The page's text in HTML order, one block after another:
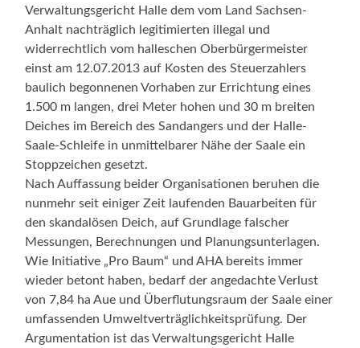
Verwaltungsgericht Halle dem vom Land Sachsen-
Anhalt nachträglich legitimierten illegal und
widerrechtlich vom halleschen Oberbürgermeister
einst am 12.07.2013 auf Kosten des Steuerzahlers
baulich begonnenen Vorhaben zur Errichtung eines
1.500 m langen, drei Meter hohen und 30 m breiten
Deiches im Bereich des Sandangers und der Halle-
Saale-Schleife in unmittelbarer Nähe der Saale ein
Stoppzeichen gesetzt.
Nach Auffassung beider Organisationen beruhen die
nunmehr seit einiger Zeit laufenden Bauarbeiten für
den skandalösen Deich, auf Grundlage falscher
Messungen, Berechnungen und Planungsunterlagen.
Wie Initiative „Pro Baum“ und AHA bereits immer
wieder betont haben, bedarf der angedachte Verlust
von 7,84 ha Aue und Überflutungsraum der Saale einer
umfassenden Umweltverträglichkeitsprüfung. Der
Argumentation ist das Verwaltungsgericht Halle